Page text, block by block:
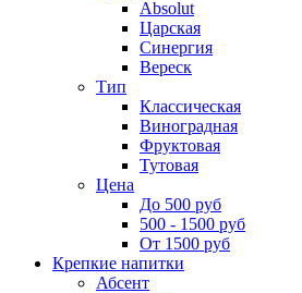
Absolut
Царская
Синергия
Вереск
Тип
Классическая
Виноградная
Фруктовая
Тутовая
Цена
До 500 руб
500 - 1500 руб
От 1500 руб
Крепкие напитки
Абсент